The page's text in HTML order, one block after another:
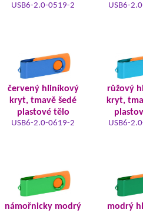
USB6-2.0-0519-2 USB6-
červený hliníkový
kryt, tmavě šedé
plastové tělo
USB6-2.0-0619-2
růžový
kryt,
USB6-
námořnicky modrý
modrý